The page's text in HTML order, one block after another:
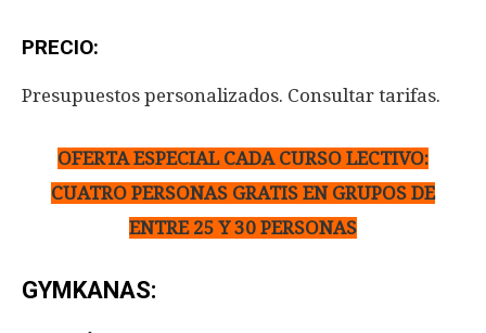
PRECIO:
Presupuestos personalizados. Consultar tarifas.
OFERTA ESPECIAL CADA CURSO LECTIVO:
CUATRO PERSONAS GRATIS EN GRUPOS DE
ENTRE 25 Y 30 PERSONAS
GYMKANAS: